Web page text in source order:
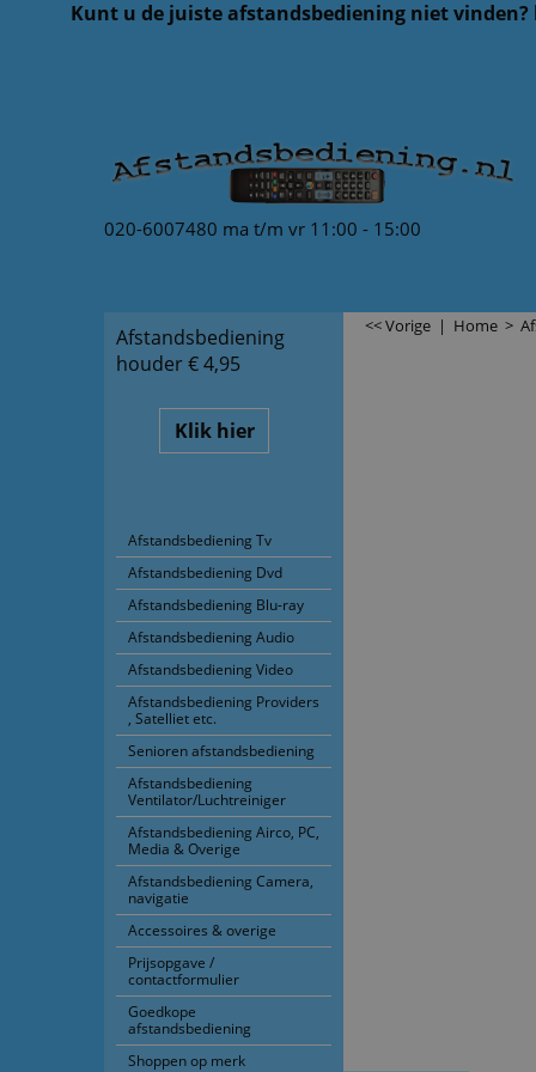
Kunt u de juiste afstandsbediening niet
020-6007480 ma t/m vr 11:00 - 15:00
Afstandsbediening
houder € 4,95
Klik hier
Afstandsbediening Tv
Afstandsbediening Dvd
Afstandsbediening Blu-ray
Afstandsbediening Audio
Afstandsbediening Video
Afstandsbediening Providers
, Satelliet etc.
Senioren afstandsbediening
Afstandsbediening
Ventilator/Luchtreiniger
Afstandsbediening Airco, PC,
Media & Overige
Afstandsbediening Camera,
navigatie
Accessoires & overige
Prijsopgave /
contactformulier
Goedkope
afstandsbediening
Shoppen op merk
<< Vorige | Home >